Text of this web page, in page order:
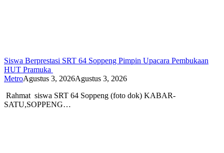
Siswa Berprestasi SRT 64 Soppeng Pimpin Upacara Pembukaan
HUT Pramuka
MetroAgustus 3, 2026Agustus 3, 2026
Rahmat siswa SRT 64 Soppeng (foto dok) KABAR-
SATU,SOPPENG…